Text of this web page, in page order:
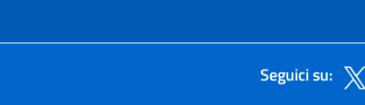
Seguici su: